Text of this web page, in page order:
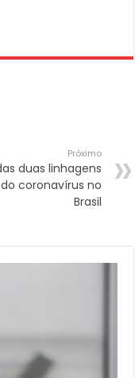
Próximo
duas linhagens
coronavírus no
Brasil